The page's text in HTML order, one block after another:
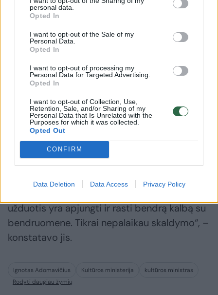
personal data.
Opted In
I want to opt-out of the Sale of my
Personal Data.
Opted In
I want to opt-out of processing my
Personal Data for Targeted Advertising.
Opted In
I want to opt-out of Collection, Use,
Retention, Sale, and/or Sharing of my
Personal Data that Is Unrelated with the
Purposes for which it was collected.
Opted Out
CONFIRM
Data Deletion Data Access Privacy Policy
lengva kaip žmogui toks puolimas, bet mes
kalbame apie darbus, apie darbus Lietuvai“,
– pabrėžė ministras.
Ar palaiko „Nemuno aušros“ Klaipėdos
skyriaus kritišką įrašą feisbuke apie kultūros
bendruomenės protestus?
„Šiandien jau esu ministras, nebe Ignotas
Adomavičius, „Nemuno aušros“ partijos narys
užduotis yra apjungti ir rasti bendrą kalbą su
bendruomene. Tikrai nepalaikau skaldymo“, –
konstatavo jis.
Ignotas Adomavičius Kultūros ministerija
kultūros ministras
Rodyti daugiau žymių